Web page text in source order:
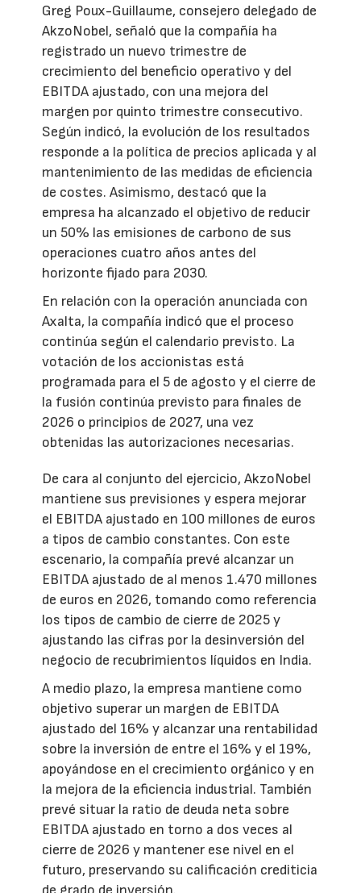
Greg Poux-Guillaume, consejero delegado de
AkzoNobel, señaló que la compañía ha
registrado un nuevo trimestre de
crecimiento del beneficio operativo y del
EBITDA ajustado, con una mejora del
margen por quinto trimestre consecutivo.
Según indicó, la evolución de los resultados
responde a la política de precios aplicada y al
mantenimiento de las medidas de eficiencia
de costes. Asimismo, destacó que la
empresa ha alcanzado el objetivo de reducir
un 50% las emisiones de carbono de sus
operaciones cuatro años antes del
horizonte fijado para 2030.
En relación con la operación anunciada con
Axalta, la compañía indicó que el proceso
continúa según el calendario previsto. La
votación de los accionistas está
programada para el 5 de agosto y el cierre de
la fusión continúa previsto para finales de
2026 o principios de 2027, una vez
obtenidas las autorizaciones necesarias.
De cara al conjunto del ejercicio, AkzoNobel
mantiene sus previsiones y espera mejorar
el EBITDA ajustado en 100 millones de euros
a tipos de cambio constantes. Con este
escenario, la compañía prevé alcanzar un
EBITDA ajustado de al menos 1.470 millones
de euros en 2026, tomando como referencia
los tipos de cambio de cierre de 2025 y
ajustando las cifras por la desinversión del
negocio de recubrimientos líquidos en India.
A medio plazo, la empresa mantiene como
objetivo superar un margen de EBITDA
ajustado del 16% y alcanzar una rentabilidad
sobre la inversión de entre el 16% y el 19%,
apoyándose en el crecimiento orgánico y en
la mejora de la eficiencia industrial. También
prevé situar la ratio de deuda neta sobre
EBITDA ajustado en torno a dos veces al
cierre de 2026 y mantener ese nivel en el
futuro, preservando su calificación crediticia